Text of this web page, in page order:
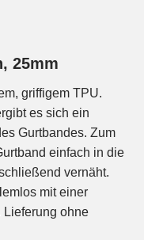
25mm
griffigem TPU.
es sich ein
Gurtbandes. Zum
einfach in die
vernäht.
mit einer
Lieferung ohne